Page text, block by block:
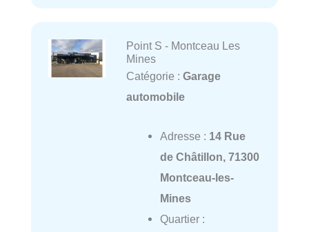
Point S - Montceau Les
Mines
Catégorie : Garage
automobile
Adresse : 14 Rue
de Châtillon, 71300
Montceau-les-
Mines
Quartier :